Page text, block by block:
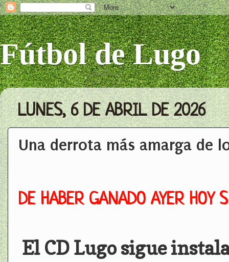
Fútbol de Lugo
LUNES, 6 DE ABRIL DE 2026
Una derrota más amarga de
DE HABER GANADO AYER HOY
El CD Lugo sigue